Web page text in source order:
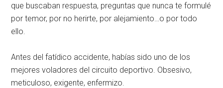
que buscaban respuesta, preguntas que nunca te formulé
por temor, por no herirte, por alejamiento…o por todo
ello.
Antes del fatídico accidente, habías sido uno de los
mejores voladores del circuito deportivo. Obsesivo,
meticuloso, exigente, enfermizo.